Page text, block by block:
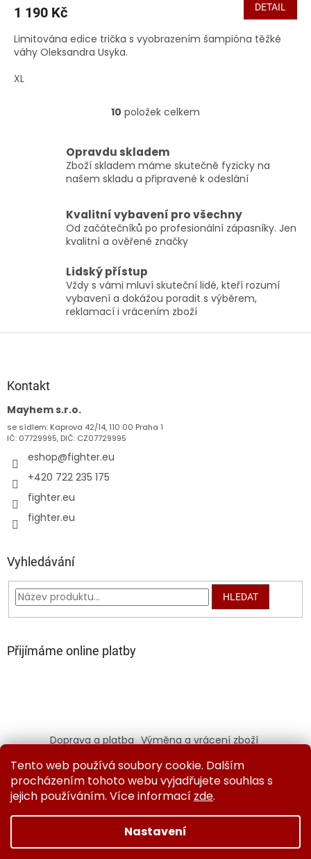
Tento web používá soubory cookie. Dalším
procházením tohoto webu vyjadřujete souhlas s
jejich používáním. Více informací zde.
Nastavení
1 190 Kč DETAIL
Limitována edice trička s vyobrazením šampióna těžké
váhy Oleksandra Usyka.
XL
O
á
d
a
í
p
r
v
v
ý
p
i
10 položek celkem
Opravdu skladem
Zboží skladem máme skutečně fyzicky na
našem skladu a připravené k odeslání
Kvalitní vybavení pro všechny
Od začátečníků po profesionální zápasníky. Jen
kvalitní a ověřené značky
Lidský přístup
Vždy s vámi mluví skuteční lidé, kteří rozumí
vybavení a dokážou poradit s výběrem,
reklamací i vrácením zboží
Kontakt
Mayhem s.r.o.
se sídlem: Kaprova 42/14, 110 00 Praha 1
IČ: 07729995, DIČ: CZ07729995
eshop@fighter.eu
+420 722 235 175
fighter.eu
fighter.eu
Vyhledávání
HLEDAT
Přijímáme online platby
Doprava a platba Výměna a vrácení zboží
Ochrana osobních údajů
Vytvořil Shoptet